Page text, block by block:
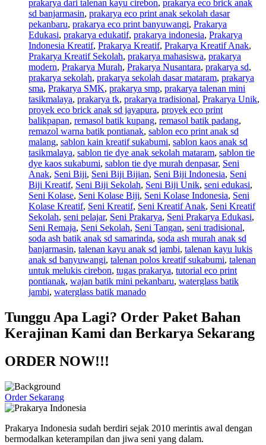
prakarya dari talenan kayu cirebon, prakarya eco brick anak
sd banjarmasin, prakarya eco print anak sekolah dasar
pekanbaru, prakarya eco print banyuwangi, Prakarya
Edukasi, prakarya edukatif, prakarya indonesia, Prakarya
Indonesia Kreatif, Prakarya Kreatif, Prakarya Kreatif Anak,
Prakarya Kreatif Sekolah, prakarya mahasiswa, prakarya
modern, Prakarya Murah, Prakarya Nusantara, prakarya sd,
prakarya sekolah, prakarya sekolah dasar mataram, prakarya
sma, Prakarya SMK, prakarya smp, prakarya talenan mini
tasikmalaya, prakarya tk, prakarya tradisional, Prakarya Unik,
proyek eco brick anak sd jayapura, proyek eco print
balikpapan, remasol batik kupang, remasol batik padang,
remazol warna batik pontianak, sablon eco print anak sd
malang, sablon kain kreatif sukabumi, sablon kaos anak sd
tasikmalaya, sablon tie dye anak sekolah mataram, sablon tie
dye kaos sukabumi, sablon tie dye murah denpasar, Seni
Anak, Seni Biji, Seni Biji Bijian, Seni Biji Indonesia, Seni
Biji Kreatif, Seni Biji Sekolah, Seni Biji Unik, seni edukasi,
Seni Kolase, Seni Kolase Biji, Seni Kolase Indonesia, Seni
Kolase Kreatif, Seni Kreatif, Seni Kreatif Anak, Seni Kreatif
Sekolah, seni pelajar, Seni Prakarya, Seni Prakarya Edukasi,
Seni Remaja, Seni Sekolah, Seni Tangan, seni tradisional,
soda ash batik anak sd samarinda, soda ash murah anak sd
banjarmasin, talenan kayu anak sd jambi, talenan kayu lukis
anak sd banyuwangi, talenan polos kreatif sukabumi, talenan
untuk melukis cirebon, tugas prakarya, tutorial eco print
pontianak, wajan batik mini pekanbaru, waterglass batik
jambi, waterglass batik manado
Tunggu Apa Lagi? Order Paket Bahan
Kerajinan Kami dan Berkarya Sekarang
ORDER NOW!!!
Order Sekarang
Prakarya Indonesia sudah berdiri sejak 2010 merintis awal dengan
bermodalkan keterampilan dan jiwa seni yang dalam.